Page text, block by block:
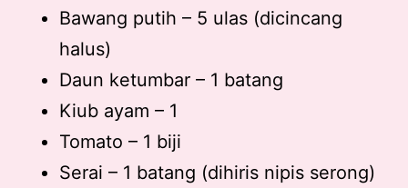
Bawang putih – 5 ulas (dicincang
halus)
Daun ketumbar – 1 batang
Kiub ayam – 1
Tomato – 1 biji
Serai – 1 batang (dihiris nipis serong)